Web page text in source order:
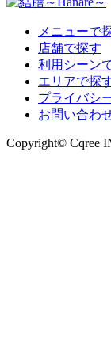
メニューで
店舗で探す
利用シーン
エリアで探
プライバシ
お問い合わ
Copyright© Cqree